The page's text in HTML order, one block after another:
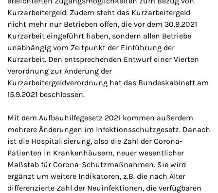
Kurzarbeitergeld. Zudem steht das Kurzarbeitergeld
nicht mehr nur Betrieben offen, die vor dem 30.9.2021
Kurzarbeit eingeführt haben, sondern allen Betriebe
unabhängig vom Zeitpunkt der Einführung der
Kurzarbeit. Den entsprechenden Entwurf einer Vierten
Verordnung zur Änderung der
Kurzarbeitergeldverordnung hat das Bundeskabinett am
15.9.2021 beschlossen.
Mit dem Aufbauhilfegesetz 2021 kommen außerdem
mehrere Änderungen im Infektionsschutzgesetz. Danach
ist die Hospitalisierung, also die Zahl der Corona-
Patienten in Krankenhäusern, neuer wesentlicher
Maßstab für Corona-Schutzmaßnahmen. Sie wird
ergänzt um weitere Indikatoren, z.B. die nach Alter
differenzierte Zahl der Neuinfektionen, die verfügbaren